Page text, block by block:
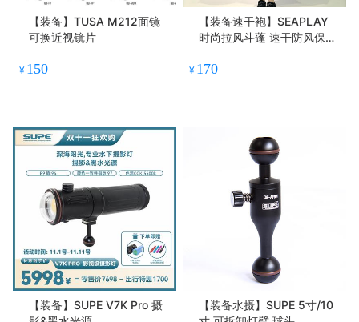
【装备】TUSA M212面镜
可换近视镜片
¥ 150
【装备速干袍】SEAPLAY
时尚拉风斗蓬 速干防风保温
¥ 170
【装备】SUPE V7K Pro 摄
【装备水摄】SUPE 5寸/10